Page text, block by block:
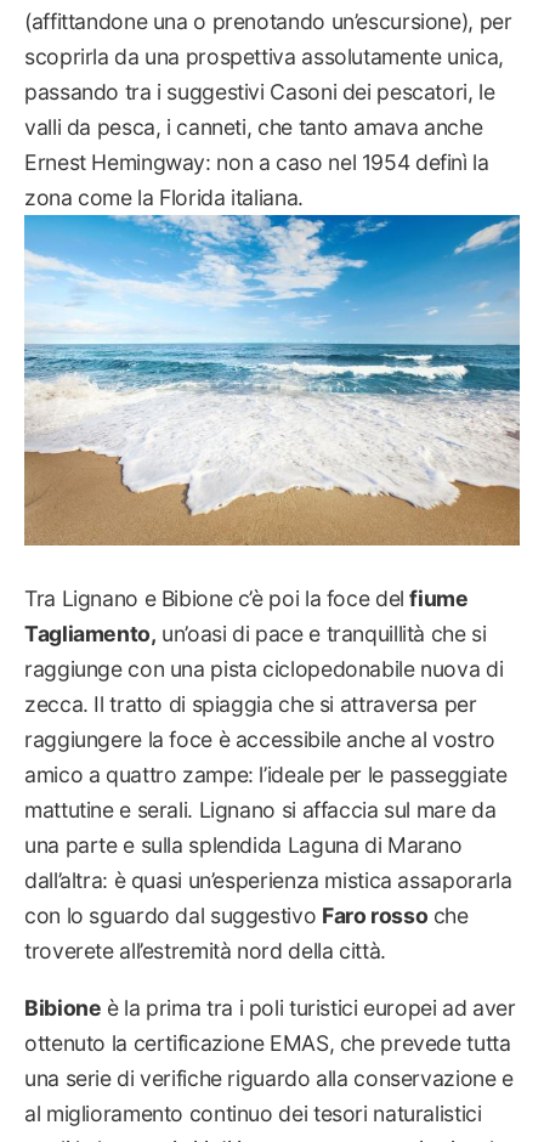
(affittandone una o prenotando un’escursione), per
scoprirla da una prospettiva assolutamente unica,
passando tra i suggestivi Casoni dei pescatori, le
valli da pesca, i canneti, che tanto amava anche
Ernest Hemingway: non a caso nel 1954 definì la
zona come la Florida italiana.
Tra Lignano e Bibione c’è poi la foce delfiume
Tagliamento, un’oasi di pace e tranquillità che si
raggiunge con una pista ciclopedonabile nuova di
zecca. Il tratto di spiaggia che si attraversa per
raggiungere la foce è accessibile anche al vostro
amico a quattro zampe: l’ideale per le passeggiate
mattutine e serali. Lignano si affaccia sul mare da
una parte e sulla splendida Laguna di Marano
dall’altra: è quasi un’esperienza mistica assaporarla
con lo sguardo dal suggestivo Faro rosso che
troverete all’estremità nord della città.
Bibione è la prima tra i poli turistici europei ad aver
ottenuto la certificazione EMAS, che prevede tutta
una serie di verifiche riguardo alla conservazione e
al miglioramento continuo dei tesori naturalistici